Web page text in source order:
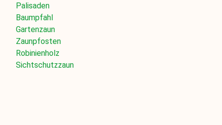
Palisaden
Baumpfahl
Gartenzaun
Zaunpfosten
Robinienholz
Sichtschutzzaun